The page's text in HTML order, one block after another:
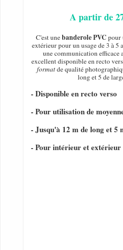
A partir de
C'est unebanderole PVC pour
extérieur pour un usage de 3 à 5
une communication efficace
excellent disponible en recto
formatde qualité
long et 5 de
- Disponible en recto verso
- Pour utilisation de
- Jusqu'à 12 m de long et 5
- Pour intérieur et extérieur